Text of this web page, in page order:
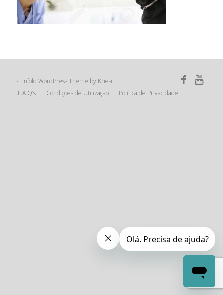
- Enfold WordPress Theme by Kriesi
F.A.Q’s
Condições de Utilização Política de Privacidade